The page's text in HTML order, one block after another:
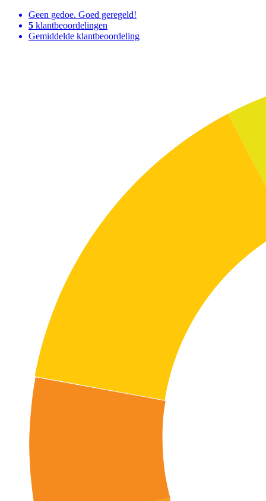
Geen gedoe. Goed geregeld!
5 klantbeoordelingen
Gemiddelde klantbeoordeling